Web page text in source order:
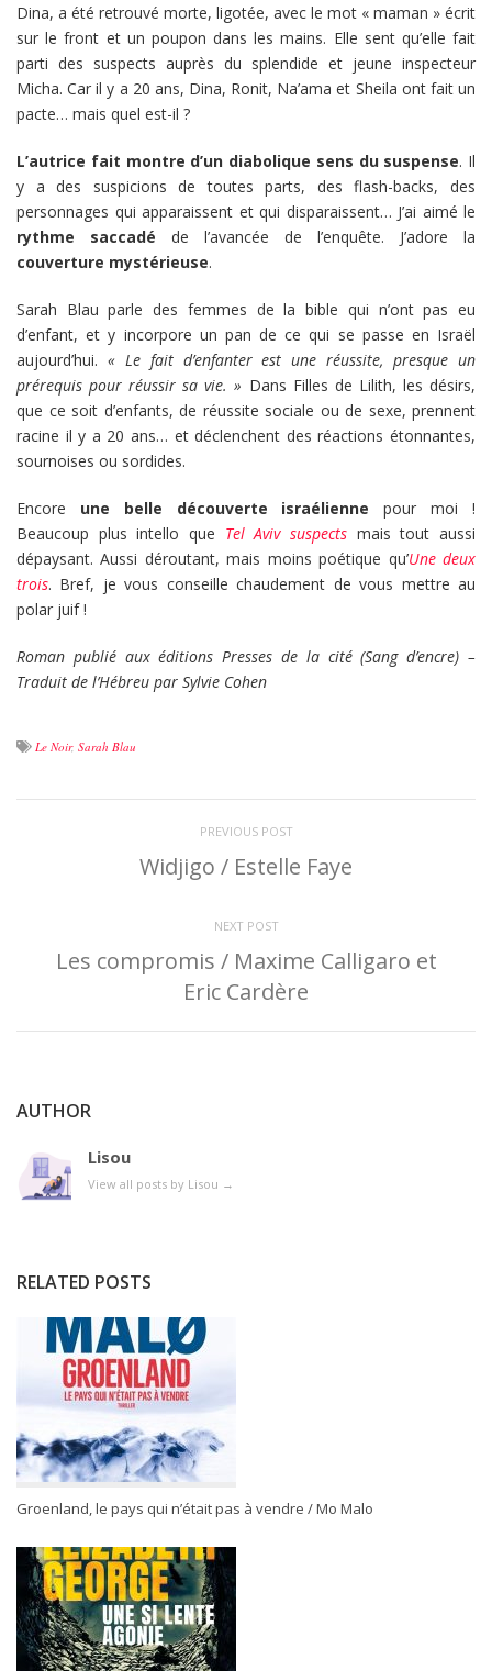
Dina, a été retrouvé morte, ligotée, avec le mot « maman » écrit
sur le front et un poupon dans les mains. Elle sent qu’elle fait
parti des suspects auprès du splendide et jeune inspecteur
Micha. Car il y a 20 ans, Dina, Ronit, Na’ama et Sheila ont fait un
pacte… mais quel est-il ?
L’autrice fait montre d’un diabolique sens du suspense. Il
y a des suspicions de toutes parts, des flash-backs, des
personnages qui apparaissent et qui disparaissent… J’ai aimé le
rythme saccadé de l’avancée de l’enquête. J’adore la
couverture mystérieuse.
Sarah Blau parle des femmes de la bible qui n’ont pas eu
d’enfant, et y incorpore un pan de ce qui se passe en Israël
aujourd’hui. « Le fait d’enfanter est une réussite, presque un
prérequis pour réussir sa vie. » Dans Filles de Lilith, les désirs,
que ce soit d’enfants, de réussite sociale ou de sexe, prennent
racine il y a 20 ans… et déclenchent des réactions étonnantes,
sournoises ou sordides.
Encore une belle découverte israélienne pour moi !
Beaucoup plus intello que Tel Aviv suspects mais tout aussi
dépaysant. Aussi déroutant, mais moins poétique qu’Une deux
trois. Bref, je vous conseille chaudement de vous mettre au
polar juif !
Roman publié aux éditions Presses de la cité (Sang d’encre) –
Traduit de l’Hébreu par Sylvie Cohen
Le Noir, Sarah Blau
PREVIOUS POST
Widjigo / Estelle Faye
NEXT POST
Les compromis / Maxime Calligaro et
Eric Cardère
AUTHOR
Lisou
View all posts by Lisou →
RELATED POSTS
Groenland, le pays qui n’était pas à vendre / Mo Malo